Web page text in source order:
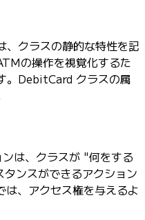
、クラスの静的な特性を記
の操作を視覚化するた
。DebitCard クラスの属
は、クラスが "何をする
ンスができるアクション
、アクセス権を与えるよ